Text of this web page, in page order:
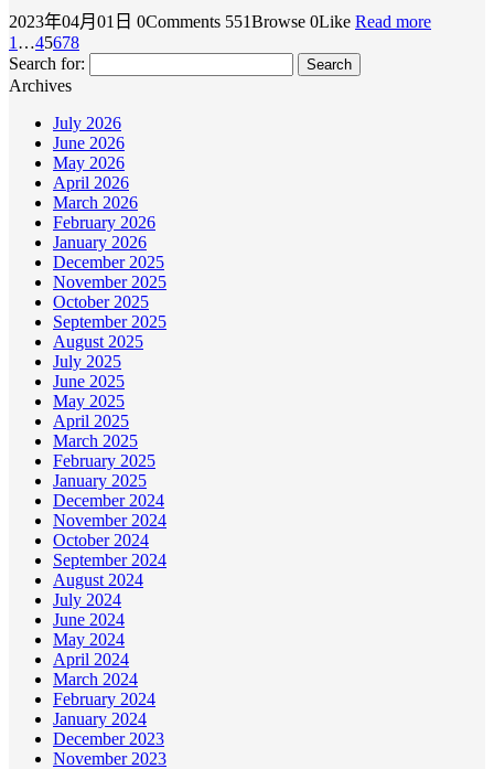
2023年04月01日 0Comments 551Browse 0Like Read more
1 …45678
Search for:
Archives
July 2026
June 2026
May 2026
April 2026
March 2026
February 2026
January 2026
December 2025
November 2025
October 2025
September 2025
August 2025
July 2025
June 2025
May 2025
April 2025
March 2025
February 2025
January 2025
December 2024
November 2024
October 2024
September 2024
August 2024
July 2024
June 2024
May 2024
April 2024
March 2024
February 2024
January 2024
December 2023
November 2023